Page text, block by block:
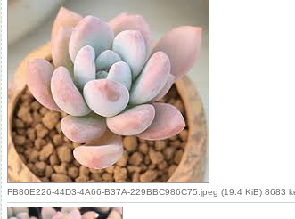
FB80E226-44D3-4A66-B37A-229BBC986C75.jpeg (19.4 KiB) 8683